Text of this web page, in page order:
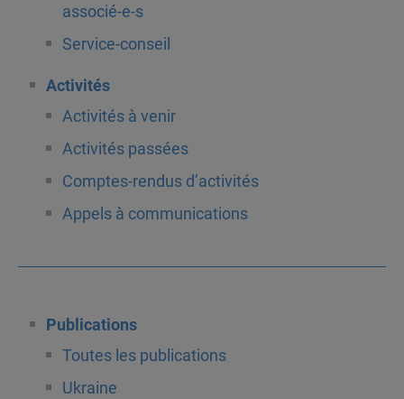
associé-e-s
Service-conseil
Activités
Activités à venir
Activités passées
Comptes-rendus d’activités
Appels à communications
Publications
Toutes les publications
Ukraine